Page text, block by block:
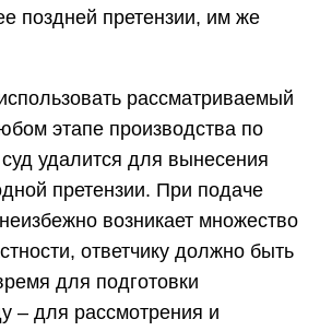
поздней претензии, им же
рассматриваемый
этапе производства по
удалится для вынесения
претензии. При подаче
возникает множество
ответчику должно быть
для подготовки
– для рассмотрения и